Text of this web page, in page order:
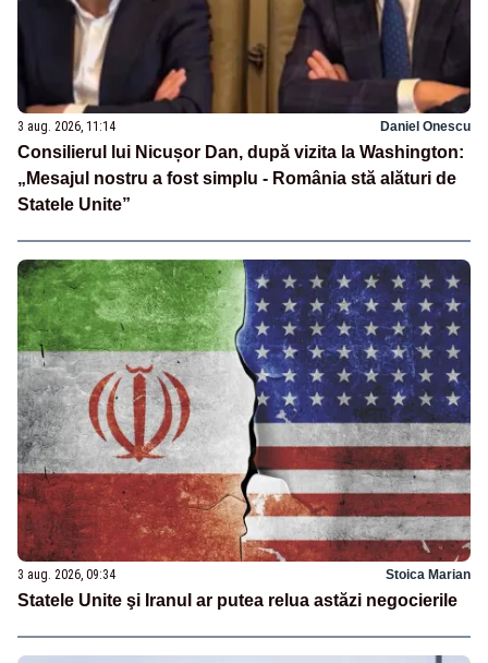
3 aug. 2026, 11:14 Daniel Onescu
Consilierul lui Nicușor Dan, după vizita la Washington:
„Mesajul nostru a fost simplu - România stă alături de
Statele Unite”
3 aug. 2026, 09:34 Stoica Marian
Statele Unite şi Iranul ar putea relua astăzi negocierile